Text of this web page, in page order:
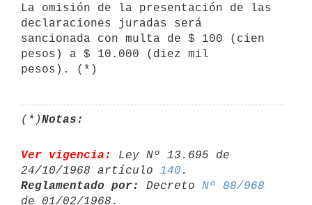
La omisión de la presentación de las
declaraciones juradas será
sancionada con multa de $ 100 (cien
pesos) a $ 10.000 (diez mil
(*)Notas:
Ver vigencia:
Ley Nº 13.695 de
24/10/1968 artículo 140
Reglamentado por:
Decreto Nº 88/968